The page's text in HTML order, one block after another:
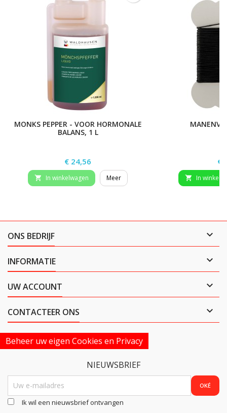
MONKS PEPPER - VOOR HORMONALE
BALANS, 1 L
Prijs
€ 24,56
 In winkelwagen Meer
€
 In
ONS BEDRIJF 
INFORMATIE 
UW ACCOUNT 
CONTACTEER ONS 
Beheer uw eigen Cookies en Privacy
NIEUWSBRIEF
Ik wil een nieuwsbrief ontvangen